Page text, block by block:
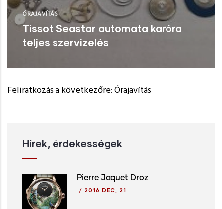
ÓRAJAVÍTÁS
Tissot Seastar automata karóra
teljes szervizelés
Tissot Seastar automata karóra teljes
szervizelés járórugó törés miatt.
Feliratkozás a következőre: Órajavítás
Hírek, érdekességek
Pierre Jaquet Droz
/ 2016 DEC, 21